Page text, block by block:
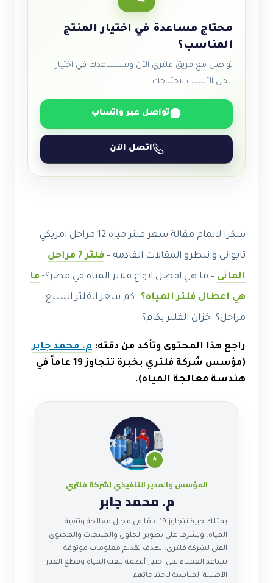
محتاج مساعدة في اختيار المنتج
المناسب؟
تواصل مع فريق فلتري الآن وسنساعدك في اختيار
الحل الأنسب لاحتياجك.
تواصل عبر واتساب
اتصل الآن
شكرا لاتمام مقالة سعر فلتر مياه 12 مراحل امريكي
تايواني وانتظرو المقالات القادمة –
فلتر 7 مراحل
المانى – ما هي افضل انواع فلاتر المياه في مصر؟- ما
هي اعطال فلتر المياه؟– كم سعر الفلتر السبع
مراحل؟- خزان الفلتر بكام؟
راجع هذا المحتوى وتأكد من دقته: م. محمد جابر
(مؤسس شركة فلتري بخبرة تتجاوز 19 عاماً في
هندسة معالجة المياه).
★
المؤسس والمدير التنفيذي لشركة فلتري
م. محمد جابر
يمتلك خبرة تتجاوز 19 عامًا في مجال معالجة وتنقية
المياه، ويشرف على تطوير الحلول والمنتجات والمحتوى
الفني لشركة فلتري، بهدف تقديم معلومات موثوقة
تساعد العملاء على اختيار أنظمة تنقية المياه وقطع الغيار
الأصلية المناسبة لاحتياجاتهم.